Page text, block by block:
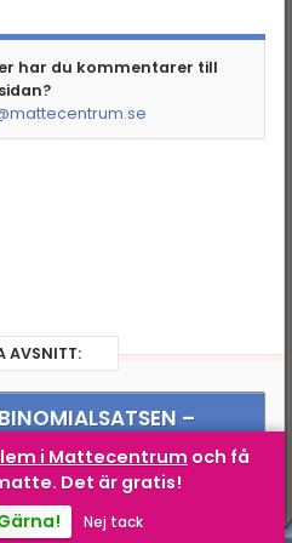
har du kommentarer till
AVSNITT:
–
olika binom \( (x
\)
i Mattecentrum och få
Det är gratis!
Nej tack
Fakultet och
binomialsatsen
Infinitesimalkalkyl